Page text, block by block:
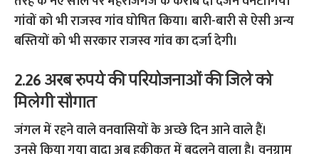
गांवों को भी राजस्व गांव घोषित किया। बारी-बारी से ऐसी अन्य
बस्तियों को भी सरकार राजस्व गांव का दर्जा देगी।
2.26 अरब रुपये की परियोजनाओं की जिले को
मिलेगी सौगात
जंगल में रहने वाले वनवासियों के अच्छे दिन आने वाले हैं।